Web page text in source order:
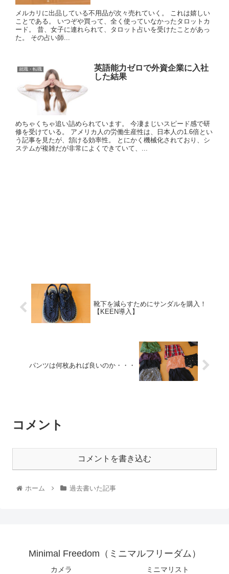
メルカリに出品している不用品が次々売れていく。 これは嬉しい
ことである。 いつぞや買って、全く使っていなかったタロットカ
ード。 昔、女子に連れられて、タロット占いを受けたことがあっ
た。 その占い師...
就職・転職
英語能力ゼロで外資企業に入社
した結果
めちゃくちゃ追い詰められています。 今凄まじいスピード感で研
修を受けている。 アメリカ人の労働生産性は、日本人の1.6倍とい
う記事を見たが、頷ける効率性。 とにかく機械化されており、シ
ステムが複雑だが非常によくできていて、...
靴下を減らすためにサンダルを購入！
【KEEN導入】
パンツは何枚あれば良いのか・・・
コメント
コメントを書き込む
ホーム 過去書いた記事
Minimal Freedom（ミニマルフリーダム）
カメラ ミニマリスト